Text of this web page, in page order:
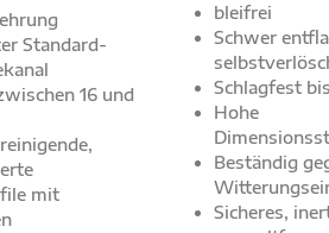
Standard-
16 und
mit
bleifrei
Schwer
Schlagfest
Hohe
Beständig
Sicheres,